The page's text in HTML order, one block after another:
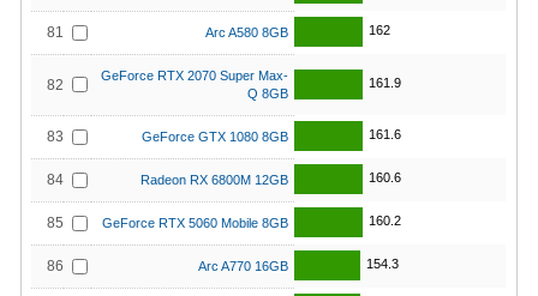
81 Arc A580 8GB 162
82
GeForce RTX 2070 Super Max-
Q 8GB
161.9
83 GeForce GTX 1080 8GB 161.6
84 Radeon RX 6800M 12GB 160.6
85 GeForce RTX 5060 Mobile 8GB 160.2
86 Arc A770 16GB 154.3